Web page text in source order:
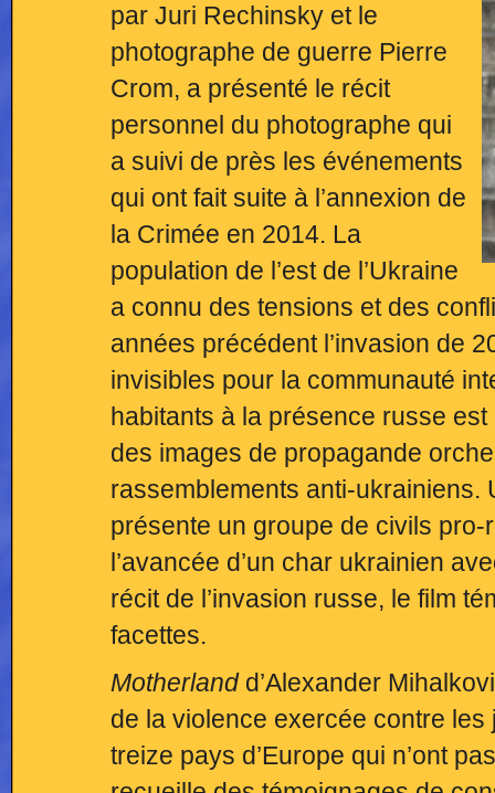
par Juri Rechinsky et le
photographe de guerre Pierre
Crom, a présenté le récit
personnel du photographe qui
a suivi de près les événements
qui ont fait suite à l’annexion de
la Crimée en 2014. La
population de l’est de l’Ukraine
a connu des tensions et des
années précédent l’invasion de
invisibles pour la communauté
habitants à la présence russe
des images de propagande
rassemblements anti-ukrainiens.
présente un groupe de civils pro-
l’avancée d’un char ukrainien
récit de l’invasion russe, le film
facettes.
Motherlandd’Alexander
de la violence exercée contre les
treize pays d’Europe qui n’ont